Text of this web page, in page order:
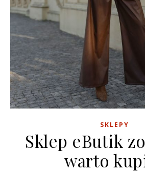
SKLEPY
Sklep eButik
warto